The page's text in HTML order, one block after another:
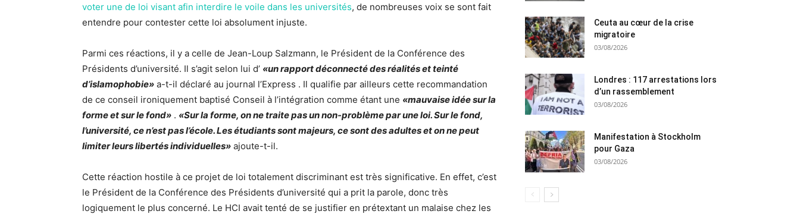
voter une de loi visant afin interdire le voile dans les universités, de nombreuses voix se sont fait
entendre pour contester cette loi absolument injuste.
Parmi ces réactions, il y a celle de Jean-Loup Salzmann, le Président de la Conférence des
Présidents d’université. Il s’agit selon lui d’ «un rapport déconnecté des réalités et teinté
d’islamophobie» a-t-il déclaré au journal l’Express . Il qualifie par ailleurs cette recommandation
de ce conseil ironiquement baptisé Conseil à l’intégration comme étant une «mauvaise idée sur la
forme et sur le fond» . «Sur la forme, on ne traite pas un non-problème par une loi. Sur le fond,
l’université, ce n’est pas l’école. Les étudiants sont majeurs, ce sont des adultes et on ne peut
limiter leurs libertés individuelles» ajoute-t-il.
Cette réaction hostile à ce projet de loi totalement discriminant est très significative. En effet, c’est
le Président de la Conférence des Présidents d’université qui a prit la parole, donc très
logiquement le plus concerné. Le HCI avait tenté de se justifier en prétextant un malaise chez les
Ceuta au cœur de la crise
migratoire
03/08/2026
Londres : 117 arrestations lors
d’un rassemblement
03/08/2026
Manifestation à Stockholm
pour Gaza
03/08/2026